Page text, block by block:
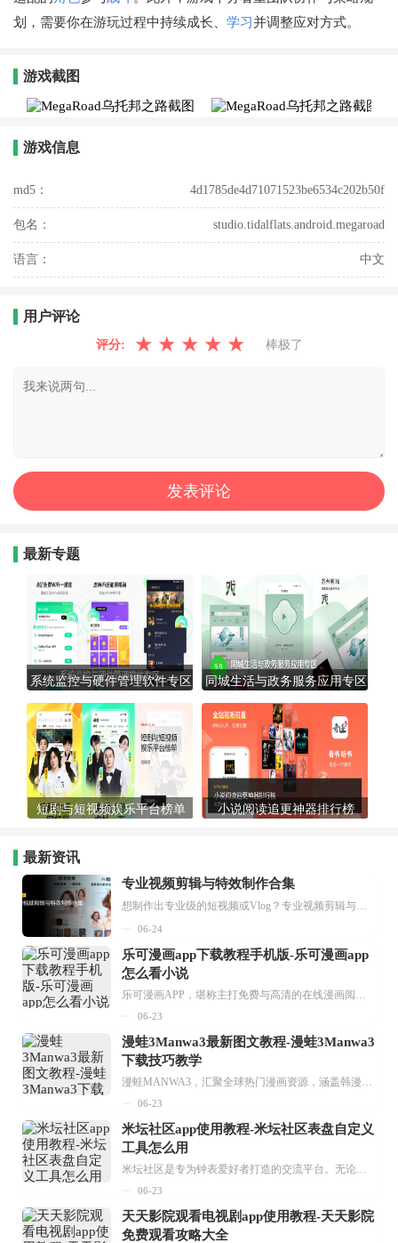
划，需要你在游玩过程中持续成长、 学习并调整应对方式。
游戏截图
游戏信息
md5： 4d1785de4d71071523be6534c202b50f
包名： studio.tidalflats.android.megaroad
语言： 中文
用户评论
评分: ★ ★ ★ ★ ★ 棒极了
最新专题
系统监控与硬件管理软件专区 同城生活与政务服务应用专区
短剧与短视频娱乐平台榜单 小说阅读追更神器排行榜
最新资讯
专业视频剪辑与特效制作合集
想制作出专业级的短视频或Vlog？专业视频剪辑与特效制作大全专题为你提供了从剪辑、抠像到特效包装的全套解决方案。无论是添加炫酷的片头、进行精准的视频抠图，还是制...
06-24
乐可漫画app下载教程手机版-乐可漫画app
怎么看小说
乐可漫画APP，堪称主打免费与高清的在线漫画阅读神器。其官方版提供海量完整版漫画资源，无论是国内漫画，还是日漫、韩漫、台漫、美漫等国外漫画，应有尽有，随时供你阅读。只需轻点一下，便能直接进入阅读界面。不仅如此，乐可漫画最新版本更新速度极快，在这里，你总能抢先看到全网一手漫画章节内容！...
06-23
漫蛙3Manwa3最新图文教程-漫蛙3Manwa3
下载技巧教学
漫蛙MANWA3，汇聚全球热门漫画资源，涵盖韩漫、欧美漫画、国漫等多种类型，题材丰富多样，全方位满足用户阅读喜好。它不仅是阅读平台，更是创作平台，为广大用户打造零门槛创作环境。...
06-23
米坛社区app使用教程-米坛社区表盘自定义
工具怎么用
米坛社区是专为钟表爱好者打造的交流平台。无论你是初涉钟表领域的普通爱好者，还是拥有多年收藏经验的资深玩家，都能在此找到属于自己的天地。 无需注册，就能轻松参与其中。通过专业的讨论论坛与丰富的交互功能，你可与世界各地的钟表爱好者畅快交流。若你钟情于钟表，米坛社区无疑是值得一试的理想之选。在这里，你能获取最新的手表资讯，交流见解，提升鉴赏品味，让每一块手表都成为收藏故事中重要的一部分。感兴趣的朋友，不要错过下载机会。...
06-23
天天影院观看电视剧app使用教程-天天影院
免费观看攻略大全